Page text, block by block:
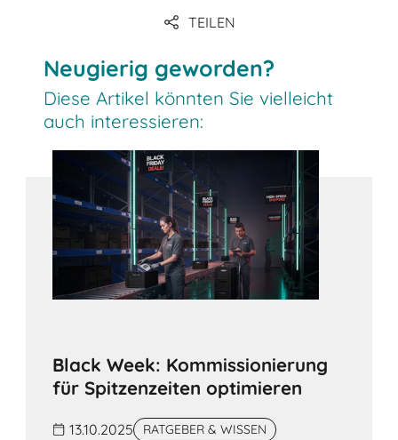
TEILEN
Neugierig geworden?
Diese Artikel könnten Sie vielleicht
auch interessieren:
Black Week: Kommissionierung
für Spitzenzeiten optimieren
13.10.2025 RATGEBER & WISSEN